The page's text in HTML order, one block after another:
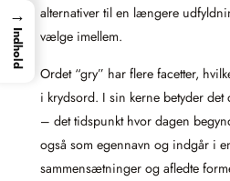
alternativer til en længere
vælge imellem.
Ordet “gry” har flere facetter,
i krydsord. I sin kerne betyder
– det tidspunkt hvor dagen
også som egennavn og indgår i
sammensætninger og afledte
→
Indhold